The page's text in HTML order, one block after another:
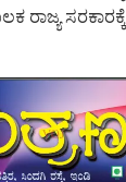
ರಾಜ್ಯ